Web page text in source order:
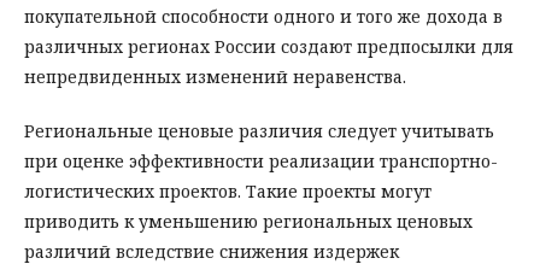
покупательной способности одного и того же дохода в
различных регионах России создают предпосылки для
не­предвиденных изменений неравенства.
Региональные ценовые различия следует учитывать
при оценке эффективности реализации транспортно-
логистических проектов. Такие проекты могут
приводить к уменьшению региональных ценовых
различий вследствие снижения издержек